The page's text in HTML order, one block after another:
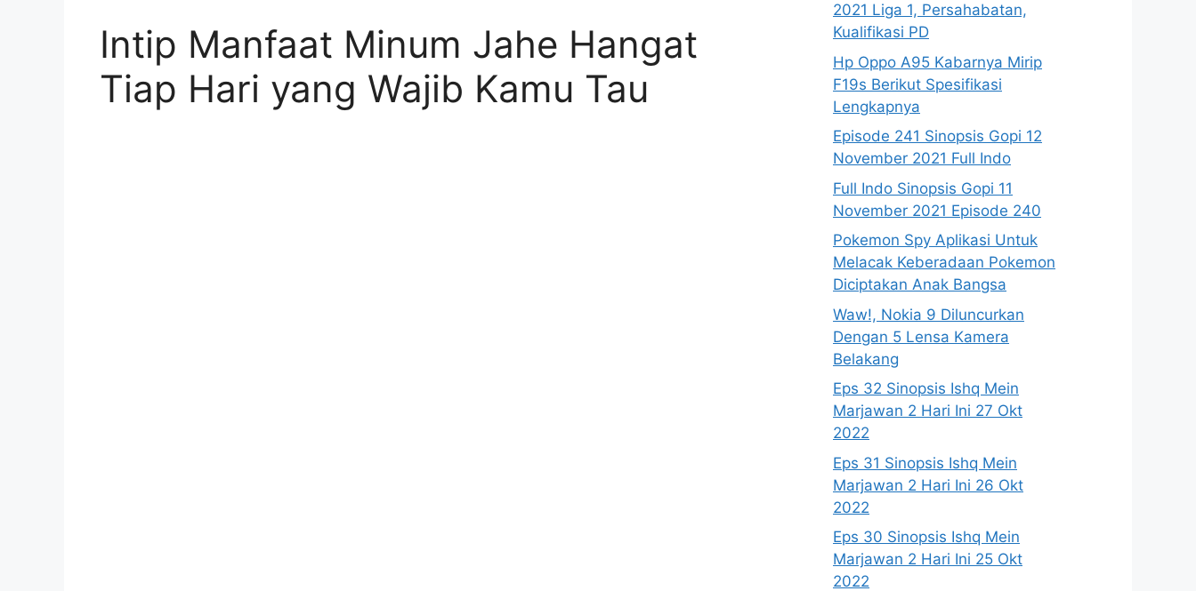
Intip Manfaat Minum Jahe Hangat
Tiap Hari yang Wajib Kamu Tau
2021 Liga 1, Persahabatan,
Kualifikasi PD
Hp Oppo A95 Kabarnya Mirip
F19s Berikut Spesifikasi
Lengkapnya
Episode 241 Sinopsis Gopi 12
November 2021 Full Indo
Full Indo Sinopsis Gopi 11
November 2021 Episode 240
Pokemon Spy Aplikasi Untuk
Melacak Keberadaan Pokemon
Diciptakan Anak Bangsa
Waw!, Nokia 9 Diluncurkan
Dengan 5 Lensa Kamera
Belakang
Eps 32 Sinopsis Ishq Mein
Marjawan 2 Hari Ini 27 Okt
2022
Eps 31 Sinopsis Ishq Mein
Marjawan 2 Hari Ini 26 Okt
2022
Eps 30 Sinopsis Ishq Mein
Marjawan 2 Hari Ini 25 Okt
2022